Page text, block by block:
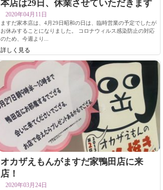
本店は29日、休業させていただきます
2020年04月11日
ますだ家本店は、4月29日昭和の日は、臨時営業の予定でしたが
お休みすることになりました。 コロナウィルス感染防止の対応
のため、今週より...
詳しく見る
オカザえもんがますだ家鴨田店に来
店！
2020年03月24日